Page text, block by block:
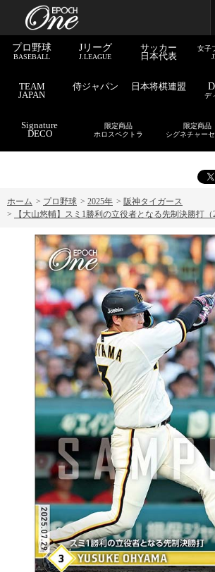
プロ野球
BASEBALL
Jリーグ
J.LEAGUE
サッカー
日本代表
女子
TEAM
JAPAN
侍ジャパン 日本将棋連盟
デ
Signature
DECO
限定商品
ホロスペクトラ
限定商品
シグネチャー
ホーム > プロ野球 > 2025年 > 阪神タイガース
>
【大山悠輔】スミ1勝利の立役者となる先制決勝打（